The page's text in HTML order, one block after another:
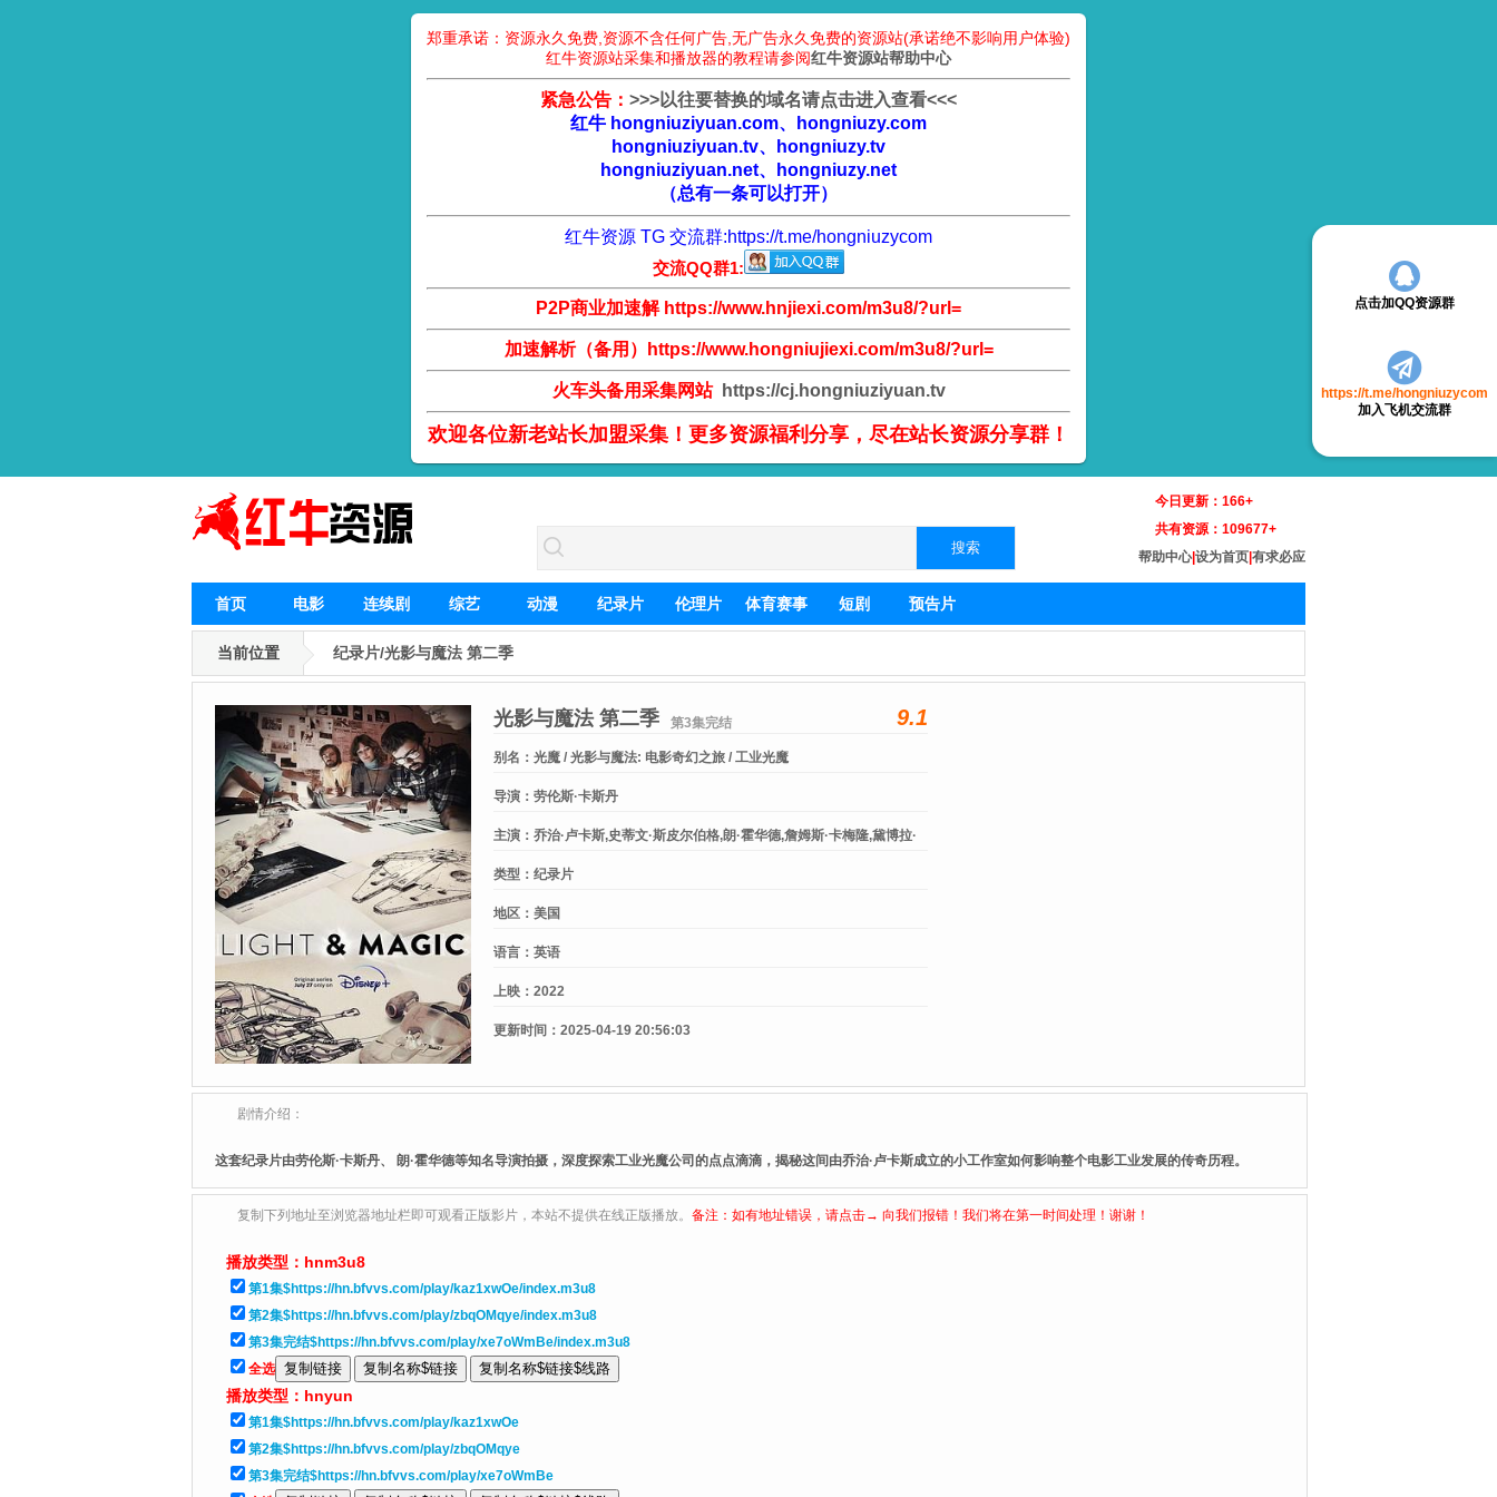
郑重承诺：资源永久免费,资源不含任何广告,无广告永久免费的资源站(承诺绝不影响用户体验)
红牛资源站采集和播放器的教程请参阅红牛资源站帮助中心
紧急公告： >>>以往要替换的域名请点击进入查看<<<
红牛 hongniuziyuan.com、hongniuzy.com
hongniuziyuan.tv、hongniuzy.tv
hongniuziyuan.net、hongniuzy.net
（总有一条可以打开）
红牛资源 TG 交流群:https://t.me/hongniuzycom
交流QQ群1:
P2P商业加速解 https://www.hnjiexi.com/m3u8/?url=
加速解析（备用）https://www.hongniujiexi.com/m3u8/?url=
火车头备用采集网站https://cj.hongniuziyuan.tv
欢迎各位新老站长加盟采集！更多资源福利分享，尽在站长资源分享群！
今日更新： 166+
共有资源： 109677+
帮助中心 设为首页 有求必应
首页 电影 连续剧 综艺 动漫 纪录片 伦理片 体育赛事 短剧 预告片
当前位置 纪录片/光影与魔法 第二季
光影与魔法 第二季 第3集完结 9.1
别名： 光魔 / 光影与魔法: 电影奇幻之旅 / 工业光魔
导演： 劳伦斯·卡斯丹
主演： 乔治·卢卡斯,史蒂文·斯皮尔伯格,朗·霍华德,詹姆斯·卡梅隆,黛博拉·
类型： 纪录片
地区： 美国
语言： 英语
上映： 2022
更新时间： 2025-04-19 20:56:03
剧情介绍：
这套纪录片由劳伦斯·卡斯丹、 朗·霍华德等知名导演拍摄，深度探索工业光魔公司的点点滴滴，揭秘这间由乔治·卢卡斯成立的小工作室如何影响整个电影工业发展的传奇历程。
复制下列地址至浏览器地址栏即可观看正版影片，本站不提供在线正版播放。 备注：如有地址错误，请点击→ 向我们报错！我们将在第一时间处理！谢谢！
播放类型： hnm3u8
第1集$https://hn.bfvvs.com/play/kaz1xwOe/index.m3u8
第2集$https://hn.bfvvs.com/play/zbqOMqye/index.m3u8
第3集完结$https://hn.bfvvs.com/play/xe7oWmBe/index.m3u8
全选
播放类型： hnyun
第1集$https://hn.bfvvs.com/play/kaz1xwOe
第2集$https://hn.bfvvs.com/play/zbqOMqye
第3集完结$https://hn.bfvvs.com/play/xe7oWmBe
点击加QQ资源群
https://t.me/hongniuzycom
加入飞机交流群